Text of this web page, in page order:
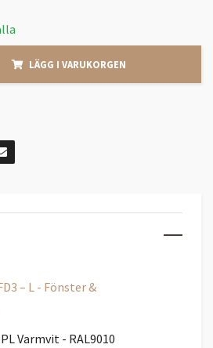
LÄGG I VARUKORGEN
– L - Fönster &
Varmvit - RAL9010